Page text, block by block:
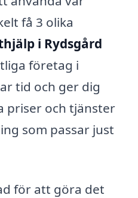
få 3 olika
i Rydsgård
företag i
tid och ger dig
priser och tjänster
som passar just
för att göra det